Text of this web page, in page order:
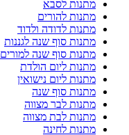
מתנות לסבא
מתנות להורים
מתנות לדודה ולדוד
מתנות סוף שנה לגננות
מתנות סוף שנה למורים
מתנות ליום הולדת
מתנות ליום נישואין
מתנות סוף שנה
מתנות לבר מצווה
מתנות לבת מצווה
מתנות לחינה